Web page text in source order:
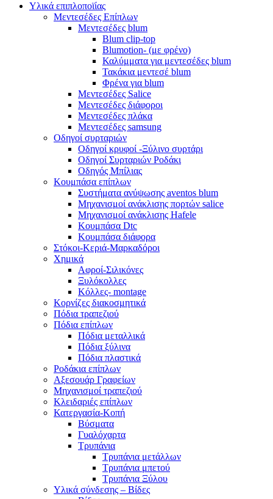
Υλικά επιπλοποϊίας
Μεντεσέδες Επίπλων
Μεντεσέδες blum
Blum clip-top
Blumotion- (με φρένο)
Καλύμματα για μεντεσέδες blum
Τακάκια μεντεσέ blum
Φρένα για blum
Μεντεσέδες Salice
Μεντεσέδες διάφοροι
Μεντεσέδες πλάκα
Μεντεσέδες samsung
Οδηγοί συρταριών
Οδηγοί κρυφοί -Ξύλινο συρτάρι
Οδηγοί Συρταριών Ροδάκι
Οδηγός Μπίλιας
Κουμπάσα επίπλων
Συστήματα ανύψωσης aventos blum
Μηχανισμοί ανάκλισης πορτών salice
Μηχανισμοί ανάκλισης Hafele
Κουμπάσα Dtc
Κουμπάσα διάφορα
Στόκοι-Κεριά-Μαρκαδόροι
Χημικά
Αφροί-Σιλικόνες
Ξυλόκολλες
Κόλλες- montage
Κορνίζες διακοσμητικά
Πόδια τραπεζιού
Πόδια επίπλων
Πόδια μεταλλικά
Πόδια ξύλινα
Πόδια πλαστικά
Ροδάκια επίπλων
Αξεσουάρ Γραφείων
Μηχανισμοί τραπεζιού
Κλειδαριές επίπλων
Κατεργασία-Κοπή
Βύσματα
Γυαλόχαρτα
Τρυπάνια
Τρυπάνια μετάλλων
Τρυπάνια μπετού
Τρυπάνια Ξύλου
Υλικά σύνδεσης – Βίδες